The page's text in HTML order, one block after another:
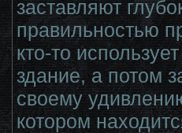
заставляют
правильностью
кто-то
здание, а потом
своему
котором